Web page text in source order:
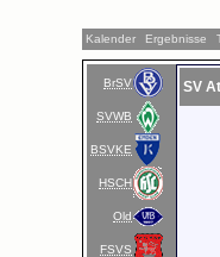
Kalender Ergebnisse
BrSV
SVWB
BSVKE
HSCH
Old
FSVS
SV